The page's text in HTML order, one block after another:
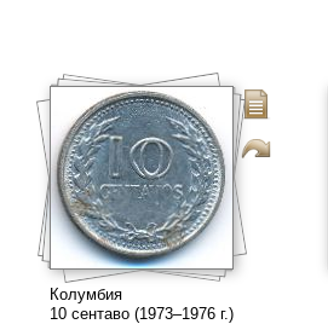
Колумбия
10 сентаво (1973–1976 г.)